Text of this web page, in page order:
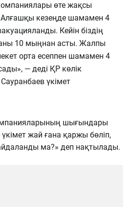
өте жақсы
кезеңде шамамен 4
Кейін біздің
10 мыңнан асты. Жалпы
орта есеппен шамамен 4
— деді ҚР көлік
үкімет
шығындары
жай ғана қаржы бөліп,
ма?» деп нақтылады.